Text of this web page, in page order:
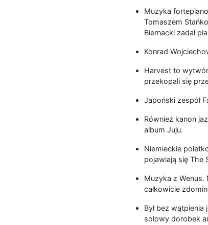
Muzyka
Tomaszem
Biernacki zadał
Konrad
Harvest to
przekopali się
Japoński zespół
Również kanon
album Juju.
Niemieckie
pojawiają się The
Muzyka z Wenus.
całkowicie
Był bez
solowy dorobek